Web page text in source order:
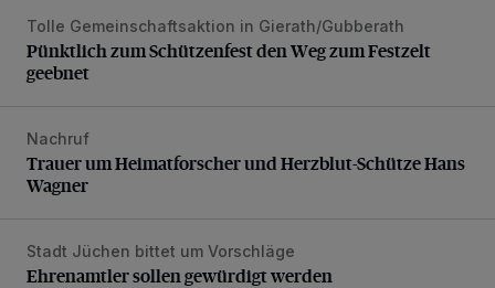
Pünktlich zum Schützenfest den Weg zum Festzelt
Tolle Gemeinschaftsaktion in Gierath/Gubberath
Pünktlich zum Schützenfest den Weg zum Festzelt
geebnet
Trauer um Heimatforscher und Herzblut-Schütze Hans
Nachruf
Trauer um Heimatforscher und Herzblut-Schütze Hans
Wagner
Ehrenamtler sollen gewürdigt werden
Stadt Jüchen bittet um Vorschläge
Ehrenamtler sollen gewürdigt werden